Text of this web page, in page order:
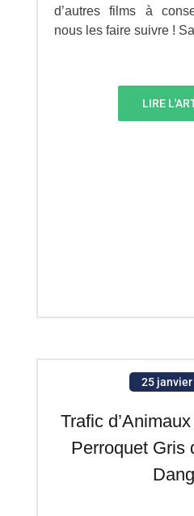
d’autres films à
nous les faire suivre !
LIRE
25
Trafic
Perroquet Gris